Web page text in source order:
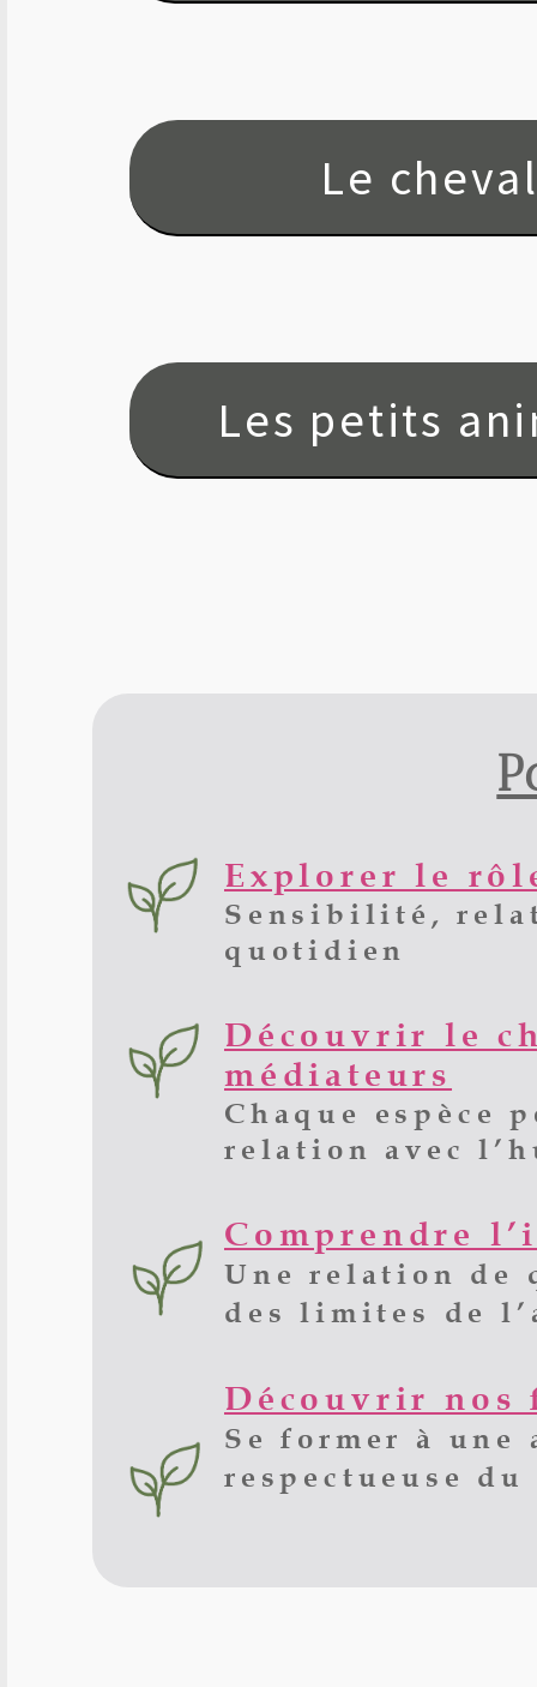
Le
Les petits
Explorer le
Sensibilité,
quotidien
Découvrir le
médiateurs
Chaque espèce
relation avec
Comprendre
Une relation de
des limites de
Découvrir nos
Se former à
respectueuse